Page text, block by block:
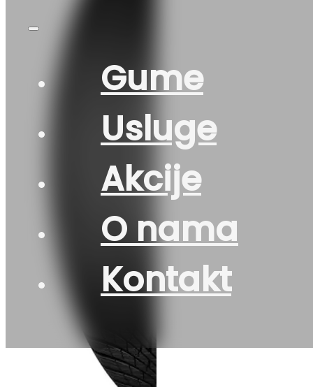
Gume
Usluge
Akcije
O nama
Kontakt